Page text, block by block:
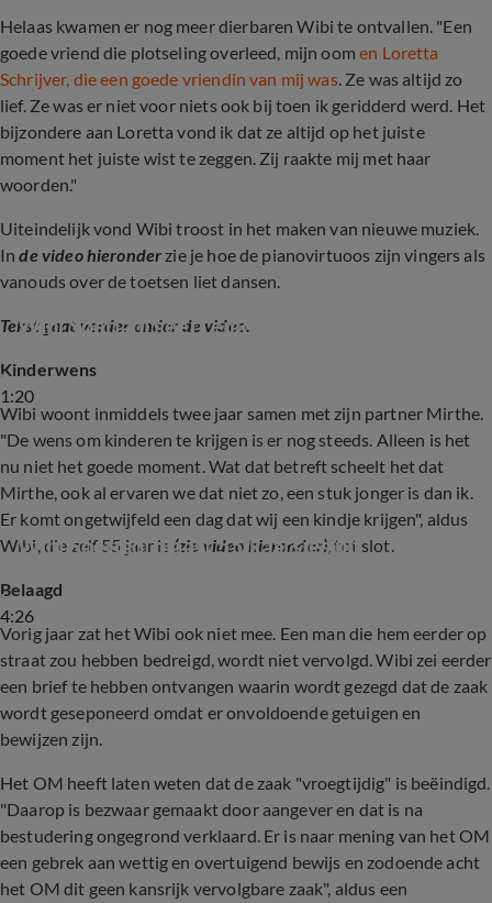
Helaas kwamen er nog meer dierbaren Wibi te ontvallen. "Een
goede vriend die plotseling overleed, mijn oomen Loretta
Schrijver, die een goede vriendin van mij was. Ze was altijd zo
lief. Ze was er niet voor niets ook bij toen ik geridderd werd. Het
bijzondere aan Loretta vond ik dat ze altijd op het juiste
moment het juiste wist te zeggen. Zij raakte mij met haar
woorden."
Uiteindelijk vond Wibi troost in het maken van nieuwe muziek.
Inde video hieronder zie je hoe de pianovirtuoos zijn vingers als
vanouds over de toetsen liet dansen.
Tekst gaat verder onder de video.
1:20
Wibi Soerjadi geeft emotioneel optreden
Kinderwens
Wibi woont inmiddels twee jaar samen met zijn partner Mirthe.
"De wens om kinderen te krijgen is er nog steeds. Alleen is het
nu niet het goede moment. Wat dat betreft scheelt het dat
Mirthe, ook al ervaren we dat niet zo, een stuk jonger is dan ik.
Er komt ongetwijfeld een dag dat wij een kindje krijgen", aldus
Wibi, die zelf 55 jaar is (zie video hieronder), tot slot.
4:26
Wibi Soerjadi blaast 55 kaarsjes uit
Belaagd
Vorig jaar zat het Wibi ook niet mee. Een man die hem eerder op
straat zou hebben bedreigd, wordt niet vervolgd. Wibi zei eerder
een brief te hebben ontvangen waarin wordt gezegd dat de zaak
wordt geseponeerd omdat er onvoldoende getuigen en
bewijzen zijn.
Het OM heeft laten weten dat de zaak "vroegtijdig" is beëindigd.
"Daarop is bezwaar gemaakt door aangever en dat is na
bestudering ongegrond verklaard. Er is naar mening van het OM
een gebrek aan wettig en overtuigend bewijs en zodoende acht
het OM dit geen kansrijk vervolgbare zaak", aldus een